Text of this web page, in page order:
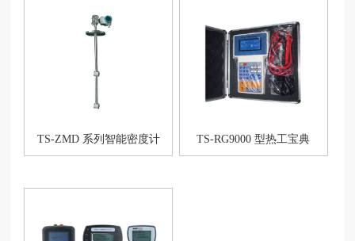
TS-ZMD 系列智能密度计 TS-RG9000 型热工宝典